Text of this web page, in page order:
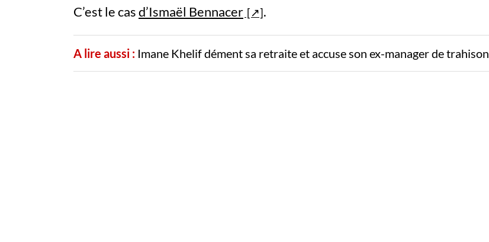
C’est le casd’Ismaël Bennacer .
A lire aussi : Imane Khelif dément sa retraite et accuse son ex-manager de trahison